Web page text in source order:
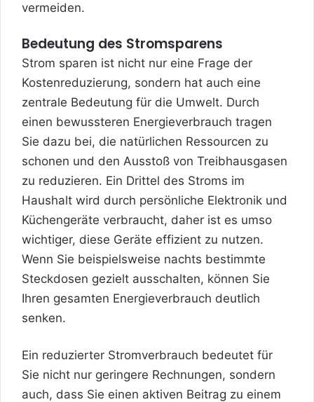
vermeiden.
Bedeutung des Stromsparens
Strom sparen ist nicht nur eine Frage der
Kostenreduzierung, sondern hat auch eine
zentrale Bedeutung für die Umwelt. Durch
einen bewussteren Energieverbrauch tragen
Sie dazu bei, die natürlichen Ressourcen zu
schonen und den Ausstoß von Treibhausgasen
zu reduzieren. Ein Drittel des Stroms im
Haushalt wird durch persönliche Elektronik und
Küchengeräte verbraucht, daher ist es umso
wichtiger, diese Geräte effizient zu nutzen.
Wenn Sie beispielsweise nachts bestimmte
Steckdosen gezielt ausschalten, können Sie
Ihren gesamten Energieverbrauch deutlich
senken.
Ein reduzierter Stromverbrauch bedeutet für
Sie nicht nur geringere Rechnungen, sondern
auch, dass Sie einen aktiven Beitrag zu einem